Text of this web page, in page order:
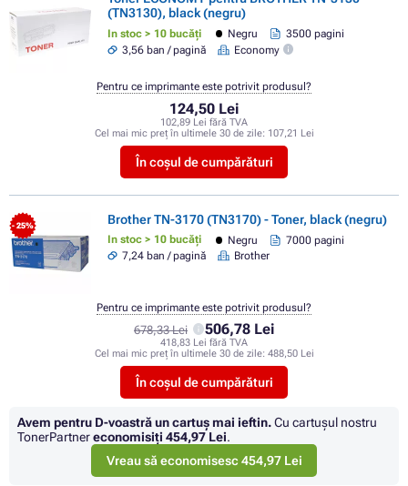
(TN3130), black (negru)
In stoc > 10 bucăți Negru
3500 pagini
3,56 ban / pagină
Economy
124,50 Lei
102,89 Lei fără TVA
Cel mai mic preț în ultimele 30 de zile: 107,21 Lei
În coșul de cumpărături
Pentru ce imprimante este potrivit produsul?
- 25% Brother TN-3170 (TN3170) - Toner, black (negru)
In stoc > 10 bucăți Negru
7000 pagini
7,24 ban / pagină
Brother
678,33 Lei 506,78 Lei
418,83 Lei fără TVA
Cel mai mic preț în ultimele 30 de zile: 488,50 Lei
În coșul de cumpărături
Pentru ce imprimante este potrivit produsul?
Avem pentru D-voastră un cartuș mai ieftin.Cu cartuşul nostru
TonerPartnereconomisiţi 454,97 Lei.
Vreau să economisesc 454,97 Lei